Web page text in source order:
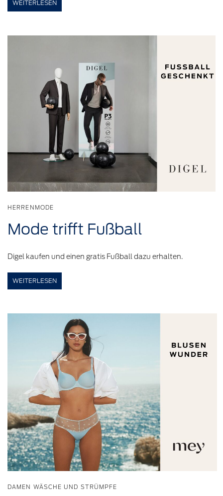
WEITERLESEN
HERRENMODE
Mode trifft Fußball
Digel kaufen und einen gratis Fußball dazu erhalten.
WEITERLESEN
DAMEN WÄSCHE UND STRÜMPFE